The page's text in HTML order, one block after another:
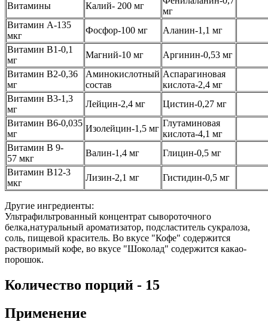
Витамины Калий- 200 мг
мг
Витамин А-135
мкг
Фосфор-100 мг
Аланин-1,1 мг
Витамин B1-0,1
мг
Магний-10 мг
Аргинин-0,53 мг
Витамин В2-0,36
мг
Аминокислотный
состав
Аспарагиновая
кислота-2,4 мг
Витамин В3-1,3
мг
Лейцин-2,4 мг
Цистин-0,27 мг
Витамин B6-0,035
мг
Изолейцин-1,5 мг
Глутаминовая
кислота-4,1 мг
Витамин B 9-
57 мкг
Валин-1,4 мг
Глицин-0,5 мг
Витамин В12-3
мкг
Лизин-2,1 мг Гистидин-0,5 мг
Другие ингредиенты:
Ультрафильтрованный концентрат сывороточного
белка,натуральный ароматизатор, подсластитель сукралоза,
соль, пищевой краситель. Во вкусе "Кофе" содержится
растворимый кофе, во вкусе "Шоколад" содержится какао-
порошок.
Количество порций - 15
Применение